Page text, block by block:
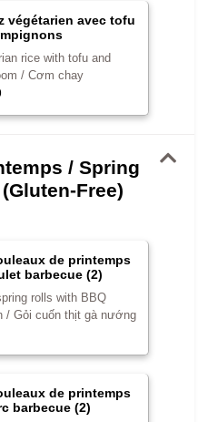
végétarien avec tofu
rice with tofu and
/ Cơm chay
/ Spring
Free)
de printemps
barbecue (2)
rolls with BBQ
/ Gỏi cuốn thịt gà nướng
de printemps
barbecue (2)